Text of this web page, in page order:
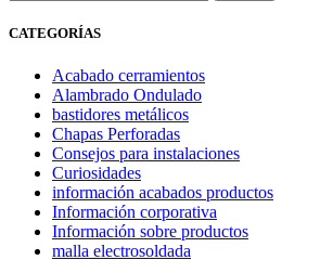
CATEGORÍAS
Acabado cerramientos
Alambrado Ondulado
bastidores metálicos
Chapas Perforadas
Consejos para instalaciones
Curiosidades
información acabados productos
Información corporativa
Información sobre productos
malla electrosoldada